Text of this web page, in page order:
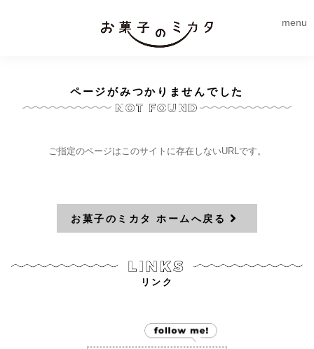
menu
ページがみつかりませんでした
ご指定のページはこのサイトに存在しないURLです。
お菓子のミカタ ホームへ戻る
リンク